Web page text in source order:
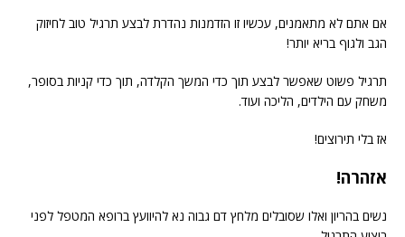
אם אתם לא מתאמנים, עכשיו זו הזדמנות נהדרת לבצע תרגיל טוב לחיזוק
הגב ולגוף בריא יותר!
תרגיל פשוט שאפשר לבצע תוך כדי המשך הקלדה, תוך כדי קניות בסופר,
משחק עם הילדים, הליכה ועוד.
אז בלי תירוצים!
אזהרה!
נשים בהריון ואלו שסובלים מלחץ דם גבוה נא להיוועץ ברופא המטפל לפני